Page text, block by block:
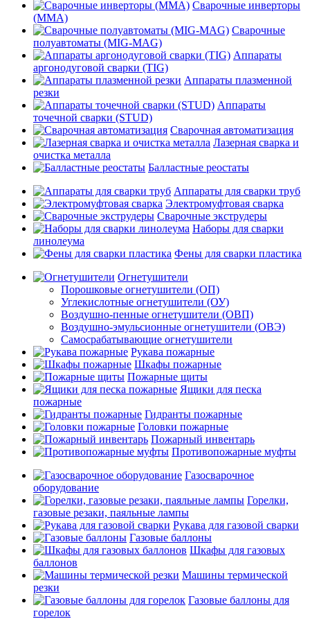
Сварочные инверторы
(MMA)
Сварочные
полуавтоматы (MIG-MAG)
Аппараты
аргонодуговой сварки (TIG)
Аппараты плазменной
резки
Аппараты
точечной сварки (STUD)
Сварочная автоматизация
Лазерная сварка и
очистка металла
Балластные реостаты
Аппараты для сварки труб
Электромуфтовая сварка
Сварочные экструдеры
Наборы для сварки
линолеума
Фены для сварки пластика
Огнетушители
Порошковые огнетушители (ОП)
Углекислотные огнетушители (ОУ)
Воздушно-пенные огнетушители (ОВП)
Воздушно-эмульсионные огнетушители (ОВЭ)
Самосрабатывающие огнетушители
Рукава пожарные
Шкафы пожарные
Пожарные щиты
Ящики для песка
пожарные
Гидранты пожарные
Головки пожарные
Пожарный инвентарь
Противопожарные муфты
Газосварочное
оборудование
Горелки,
газовые резаки, паяльные лампы
Рукава для газовой сварки
Газовые баллоны
Шкафы для газовых
баллонов
Машины термической
резки
Газовые баллоны для
горелок